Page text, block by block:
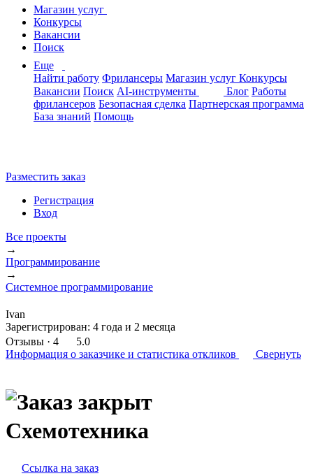
Магазин услуг
Конкурсы
Вакансии
Поиск
Еще
Найти работу Фрилансеры Магазин услуг Конкурсы
Вакансии Поиск AI-инструменты Блог Работы
фрилансеров Безопасная сделка Партнерская программа
База знаний Помощь
Разместить заказ
Регистрация
Вход
Все проекты
→
Программирование
→
Системное программирование
Ivan
Зарегистрирован: 4 года и 2 месяца
Отзывы · 4
5.0
Информация о заказчике и статистика откликов Свернуть
Схемотехника
Ссылка на заказ